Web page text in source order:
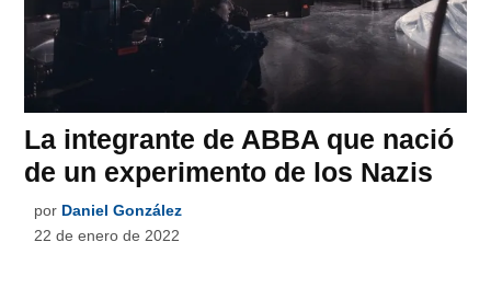
La integrante de ABBA que nació
de un experimento de los Nazis
por Daniel González
22 de enero de 2022